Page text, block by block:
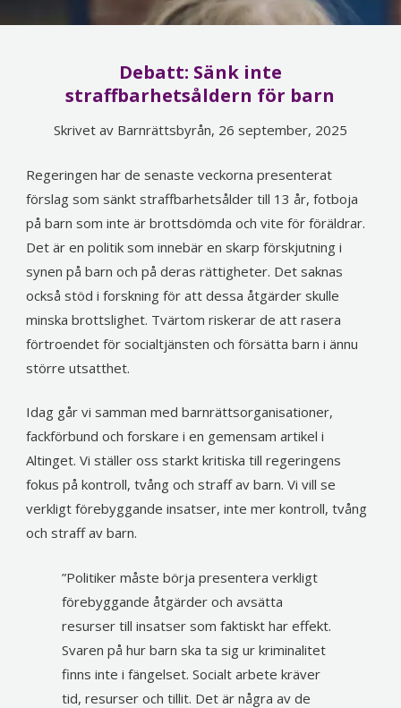
Debatt: Sänk inte
straffbarhetsåldern för barn
Skrivet av Barnrättsbyrån, 26 september, 2025
Regeringen har de senaste veckorna presenterat
förslag som sänkt straffbarhetsålder till 13 år, fotboja
på barn som inte ärbrottsdömda och vite för föräldrar.
Det är en politik som innebär en skarp förskjutning i
synen på barn och på deras rättigheter. Det saknas
också stöd i forskning för att dessa åtgärder skulle
minska brottslighet. Tvärtom riskerar de att rasera
förtroendet för socialtjänsten och försätta barn i ännu
större utsatthet.
Idag går vi samman med barnrättsorganisationer,
fackförbund och forskare i en gemensam artikel i
Altinget. Vi ställer oss starkt kritiska till regeringens
fokus på kontroll, tvång och straff av barn.Vi vill se
verkligt förebyggande insatser, inte mer kontroll, tvång
och straff av barn.
”Politiker måste börja presentera verkligt
förebyggande åtgärder och avsätta
resurser till insatser som faktiskt har effekt.
Svaren på hur barn ska ta sig ur kriminalitet
finns inte i fängelset. Socialt arbete kräver
tid, resurser och tillit. Det är några av de